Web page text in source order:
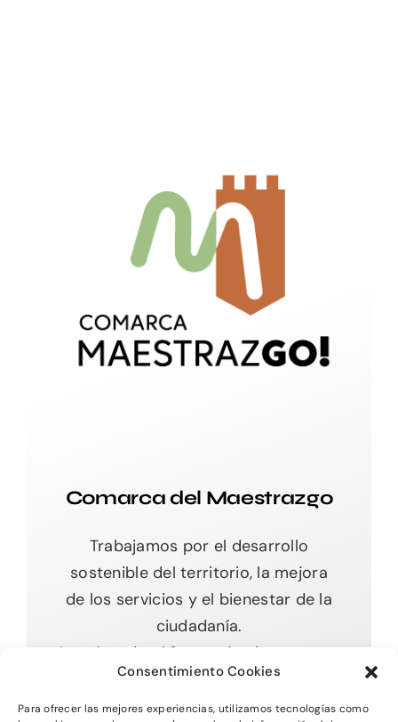
Consentimiento Cookies
Para ofrecer las mejores experiencias, utilizamos tecnologías como
Comarca del Maestrazgo
Trabajamos por el desarrollo
sostenible del territorio, la mejora
de los servicios y el bienestar de la
ciudadanía.
Impulsando el futuro desde nuestras
raíces.